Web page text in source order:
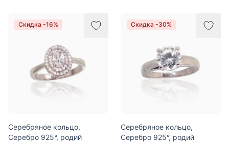
Скидка -16%
Серебряное кольцо,
Серебро 925°, родий
Скидка -30%
Серебряное кольцо,
Серебро 925°, родий